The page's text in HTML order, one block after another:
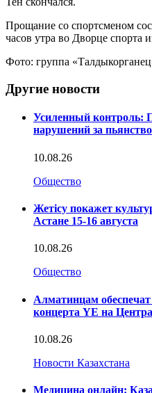
Прощание со спортсменом
часов утра во Дворце
Фото: группа
Другие новости
Усиленный контроль:
нарушений за
10.08.26
Общество
Жетісу покажет
Астане 15-16 августа
10.08.26
Общество
Алматинцам
концерта YE на
10.08.26
Новости Казахстана
Медицина онлайн: